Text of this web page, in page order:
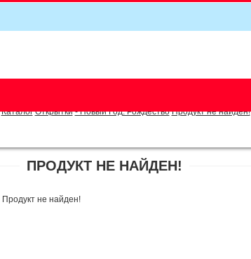
Каталог Открытки - Новый Год. Рождество Продукт не найден!
ПРОДУКТ НЕ НАЙДЕН!
Продукт не найден!